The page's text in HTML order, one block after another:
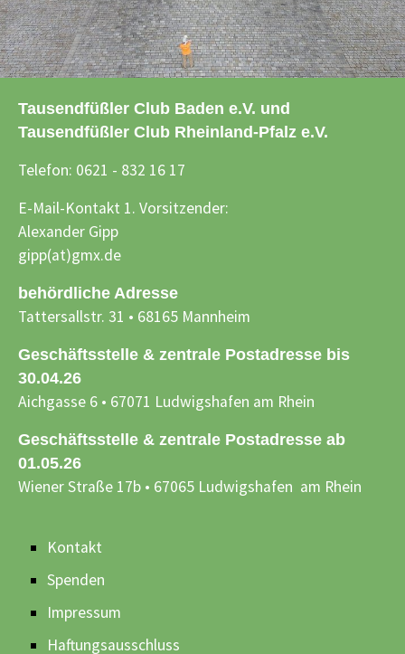
Tausendfüßler Club Baden e.V. und
Tausendfüßler Club Rheinland-Pfalz e.V.
Telefon: 0621 - 832 16 17
E-Mail-Kontakt 1. Vorsitzender:
Alexander Gipp
gipp(at)gmx.de
behördliche Adresse
Tattersallstr. 31 • 68165 Mannheim
Geschäftsstelle & zentrale Postadresse bis
30.04.26
Aichgasse 6 • 67071 Ludwigshafen am Rhein
Geschäftsstelle & zentrale Postadresse ab
01.05.26
Wiener Straße 17b • 67065 Ludwigshafen am Rhein
Kontakt
Spenden
Impressum
Haftungsausschluss